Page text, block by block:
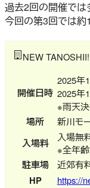
過去2回の開催では
今回の第3回では約
NEW
開催日時
2025年
2025年
※雨天決
場所 新川モ
入場料
入場無
※全年齢
駐車場 近郊有
HP https://